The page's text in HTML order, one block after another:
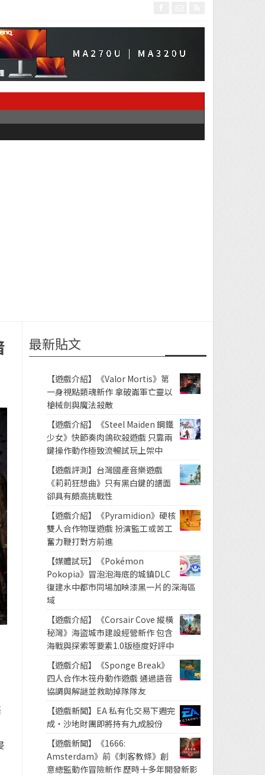
最新貼文
【遊戲介紹】《Valor Mortis》第
一身視點類魂新作 拿破崙軍亡靈以
槍械劍與魔法殺敵
【遊戲介紹】《Steel Maiden 鋼鐵
少女》快節奏肉鴿砍殺遊戲 只靠兩
鍵操作動作極致流暢試玩上架中
【遊戲評測】台灣國產音樂遊戲
《莉莉狂想曲》只有黑白鍵的譜面
卻具有頗高挑戰性
【遊戲介紹】《Pyramidion》硬核
雙人合作物理遊戲 扮演監工或苦工
奮力鞭打對方前進
【媒體試玩】《Pokémon
Pokopia》冒泡泡海底的城鎮DLC
復建水中都市同場加映漆黑一片的深海區
域
【遊戲介紹】《Corsair Cove 縱橫
秘灣》海盜城市建設經營新作 包含
海戰與探索等要素1.0版極度好評中
【遊戲介紹】《Sponge Break》
四人合作木筏舟動作遊戲 通過語音
協調與解謎並救助掉隊隊友
【遊戲新聞】EA 私有化交易下週完
成・沙地財團即將持有九成股份
【遊戲新聞】《1666:
Amsterdam》前《刺客教條》創
意總監動作冒險新作 歷時十多年開發新影